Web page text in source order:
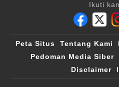
Ikuti
Peta Situs Tentang Kami
Pedoman Media Siber
Disclaimer